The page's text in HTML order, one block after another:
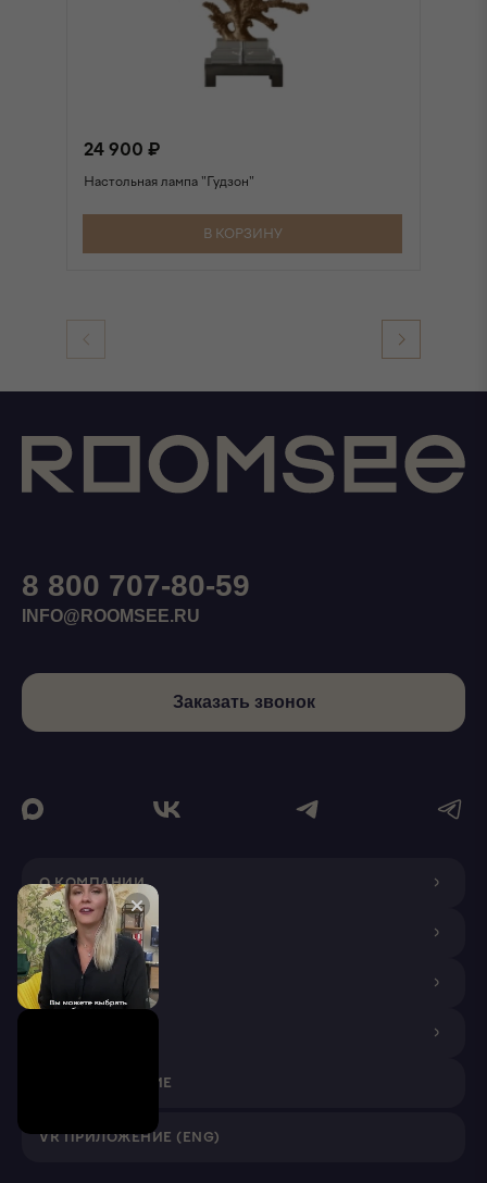
24 900 ₽
Настольная лампа "Гудзон"
В КОРЗИНУ
О КОМПАНИИ
ДИЗАЙНЕРАМ
ПОКУПАТЕЛЯМ
VR ПРИЛОЖЕНИЕ
VR ПРИЛОЖЕНИЕ (ENG)
8 800 707-80-59
INFO@ROOMSEE.RU
Заказать звонок